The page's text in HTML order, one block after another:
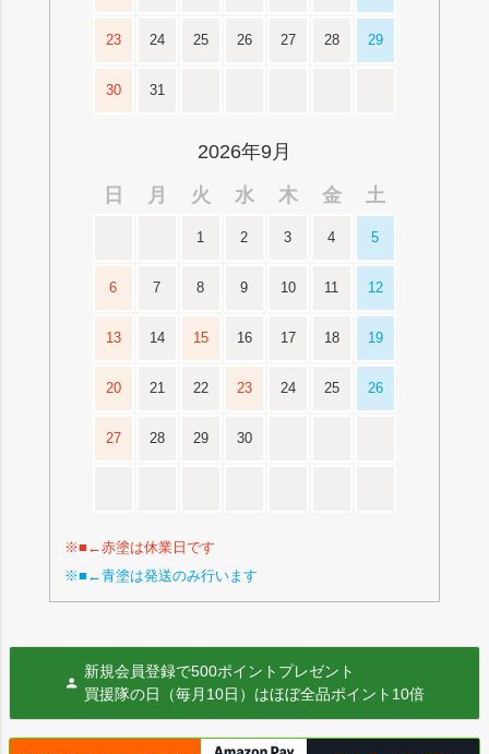
23 24 25 26 27 28 29
30 31
2026年9月
日
月 火 水 木 金 土
1 2 3 4 5
6 7 8 9 10 11 12
13 14 15 16 17 18 19
20 21 22 23 24 25 26
27 28 29 30
※■←赤塗は休業日です
※■←青塗は発送のみ行います
新規会員登録で500ポイントプレゼント
買援隊の日（毎月10日）はほぼ全品ポイント10倍